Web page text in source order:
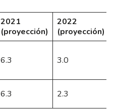
2021
(proyección)
2022
(proyección)
6.3 3.0
6.3 2.3